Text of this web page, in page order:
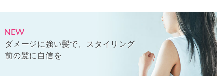
ダメージに強い髪で、スタイリング
前の髪に自信を